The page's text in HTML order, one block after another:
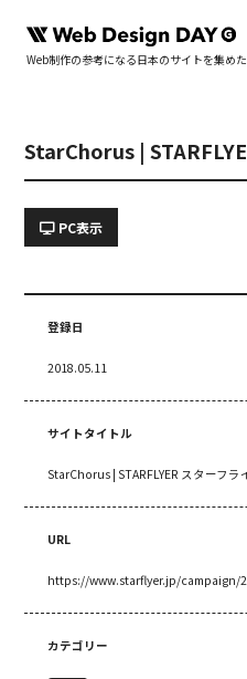
Web制作の参考になる日本のサイトを集め
StarChorus |
PC表示
登録日
2018.05.11
サイトタイトル
StarChorus | STARFLYER スターフラ
URL
https://www.starflyer.jp/campaign/
カテゴリー